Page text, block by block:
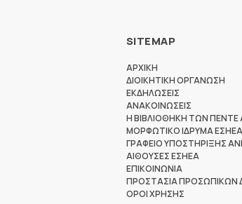
SITEMAP
ΑΡΧΙΚΗ
ΔΙΟΙΚΗΤΙΚΗ ΟΡΓΑΝΩΣΗ
ΕΚΔΗΛΩΣΕΙΣ
ΑΝΑΚΟΙΝΩΣΕΙΣ
Η ΒΙΒΛΙΟΘΗΚΗ ΤΩΝ ΠΕΝΤΕ
ΜΟΡΦΩΤΙΚΟ ΙΔΡΥΜΑ ΕΣΗΕΑ
ΓΡΑΦΕΙΟ ΥΠΟΣΤΗΡΙΞΗΣ
ΑΙΘΟΥΣΕΣ ΕΣΗΕΑ
ΕΠΙΚΟΙΝΩΝΙΑ
ΠΡΟΣΤΑΣΙΑ ΠΡΟΣΩΠΙΚΩΝ
ΟΡΟΙ ΧΡΗΣΗΣ